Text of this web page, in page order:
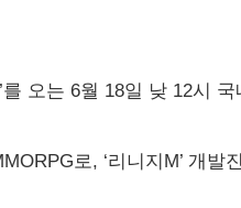
오는 6월 18일 낮 12시
로, ‘리니지M’ 개발